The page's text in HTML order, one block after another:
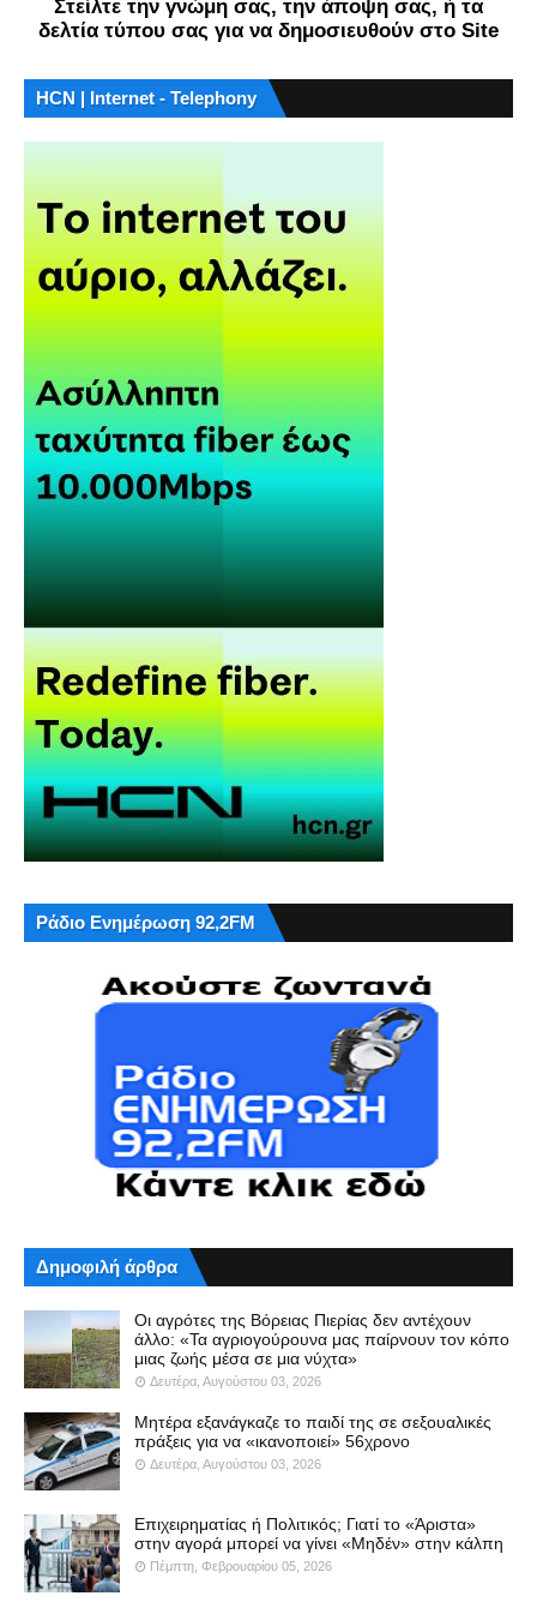
Στείλτε την γνώμη σας, την άποψη σας, ή τα
δελτία τύπου σας για να δημοσιευθούν στο Site
HCN | Internet - Telephony
Ράδιο Ενημέρωση 92,2FM
Δημοφιλή άρθρα
Οι αγρότες της Βόρειας Πιερίας δεν αντέχουν
άλλο: «Τα αγριογούρουνα μας παίρνουν τον κόπο
μιας ζωής μέσα σε μια νύχτα»
Δευτέρα, Αυγούστου 03, 2026
Μητέρα εξανάγκαζε το παιδί της σε σεξουαλικές
πράξεις για να «ικανοποιεί» 56χρονο
Δευτέρα, Αυγούστου 03, 2026
Επιχειρηματίας ή Πολιτικός; Γιατί το «Άριστα»
στην αγορά μπορεί να γίνει «Μηδέν» στην κάλπη
Πέμπτη, Φεβρουαρίου 05, 2026